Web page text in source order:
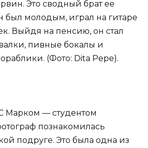
Это сводный брат ее
был молодым, играл на гитаре
Выйдя на пенсию, он стал
пивные бокалы и
(Фото: Dita Pepe).
Марком — студентом
познакомилась
подруге. Это была одна из